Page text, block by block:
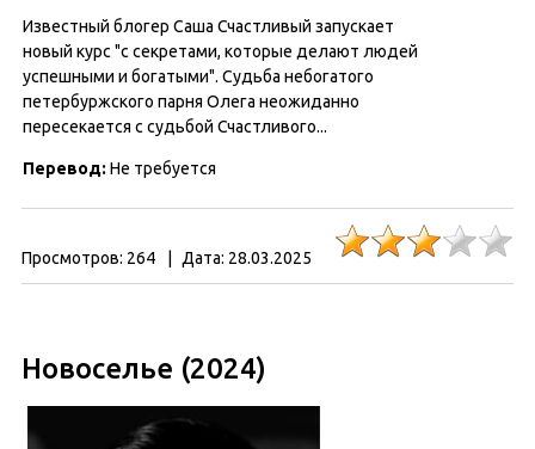
Известный блогер Саша Счастливый запускает
новый курс "с секретами, которые делают людей
успешными и богатыми". Судьба небогатого
петербуржского парня Олега неожиданно
пересекается с судьбой Счастливого...
Перевод: Не требуется
Просмотров: 264 Дата: 28.03.2025
Новоселье (2024)